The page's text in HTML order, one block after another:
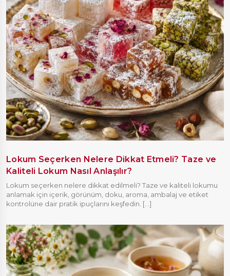
Lokum Seçerken Nelere Dikkat Etmeli? Taze ve
Kaliteli Lokum Nasıl Anlaşılır?
Lokum seçerken nelere dikkat edilmeli? Taze ve kaliteli lokumu
anlamak için içerik, görünüm, doku, aroma, ambalaj ve etiket
kontrolüne dair pratik ipuçlarını keşfedin. [...]